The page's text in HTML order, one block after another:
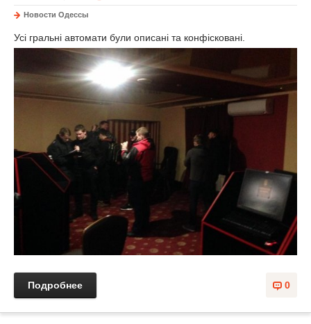
Новости Одессы
Усі гральні автомати були описані та конфісковані.
0
Подробнее